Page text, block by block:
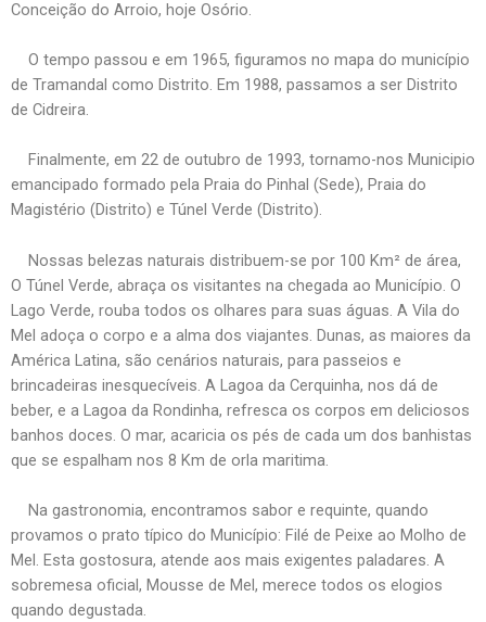
Conceição do Arroio, hoje Osório.
O tempo passou e em 1965, figuramos no mapa do município
de Tramandal como Distrito. Em 1988, passamos a ser Distrito
de Cidreira.
Finalmente, em 22 de outubro de 1993, tornamo-nos Municipio
emancipado formado pela Praia do Pinhal (Sede), Praia do
Magistério (Distrito) e Túnel Verde (Distrito).
Nossas belezas naturais distribuem-se por 100 Km² de área,
O Túnel Verde, abraça os visitantes na chegada ao Município. O
Lago Verde, rouba todos os olhares para suas águas. A Vila do
Mel adoça o corpo e a alma dos viajantes. Dunas, as maiores da
América Latina, são cenários naturais, para passeios e
brincadeiras inesquecíveis. A Lagoa da Cerquinha, nos dá de
beber, e a Lagoa da Rondinha, refresca os corpos em deliciosos
banhos doces. O mar, acaricia os pés de cada um dos banhistas
que se espalham nos 8 Km de orla maritima.
Na gastronomia, encontramos sabor e requinte, quando
provamos o prato típico do Município: Filé de Peixe ao Molho de
Mel. Esta gostosura, atende aos mais exigentes paladares. A
sobremesa oficial, Mousse de Mel, merece todos os elogios
quando degustada.